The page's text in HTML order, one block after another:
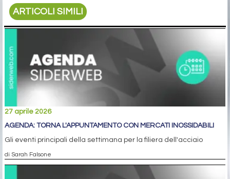
ARTICOLI SIMILI
27 aprile 2026
AGENDA: TORNA L'APPUNTAMENTO CON MERCATI INOSSIDABILI
Gli eventi principali della settimana per la filiera dell'acciaio
di Sarah Falsone